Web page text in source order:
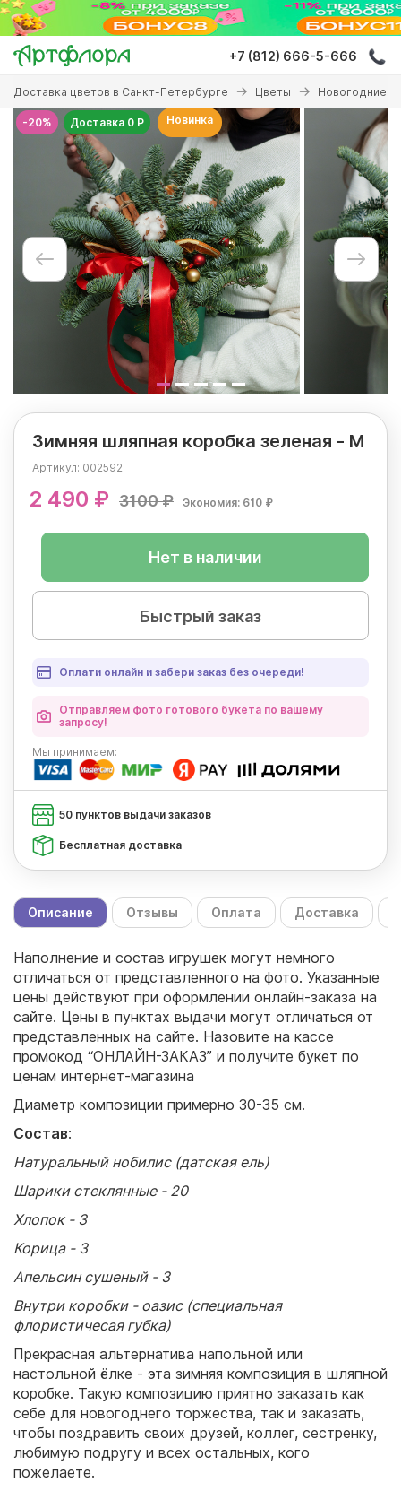
Перейти
основному
содержанию
+7 (812) 666-5-666
Вы
здесь
Доставка цветов в Санкт-Петербурге Цветы Новогодние
-20% Доставка 0 Р Новинка
Зимняя шляпная коробка зеленая - М
Артикул: 002592
2 490 ₽ 3100 ₽ Экономия: 610 ₽
Нет в наличии
Быстрый заказ
Оплати онлайн и забери заказ без очереди!
Отправляем фото готового букета по вашему
запросу!
Мы принимаем:
50 пунктов выдачи заказов
Бесплатная доставка
Описание Отзывы Оплата Доставка
Наполнение и состав игрушек могут немного
отличаться от представленного на фото. Указанные
цены действуют при оформлении онлайн-заказа на
сайте. Цены в пунктах выдачи могут отличаться от
представленных на сайте. Назовите на кассе
промокод “ОНЛАЙН-ЗАКАЗ” и получите букет по
ценам интернет-магазина
Диаметр композиции примерно 30-35 см.
Состав:
Натуральный нобилис (датская ель)
Шарики стеклянные - 20
Хлопок - 3
Корица - 3
Апельсин сушеный - 3
Внутри коробки - оазис (специальная
флористичесая губка)
Прекрасная альтернатива напольной или
настольной ёлке - эта зимняя композиция в шляпной
коробке. Такую композицию приятно заказать как
себе для новогоднего торжества, так и заказать,
чтобы поздравить своих друзей, коллег, сестренку,
любимую подругу и всех остальных, кого
пожелаете.